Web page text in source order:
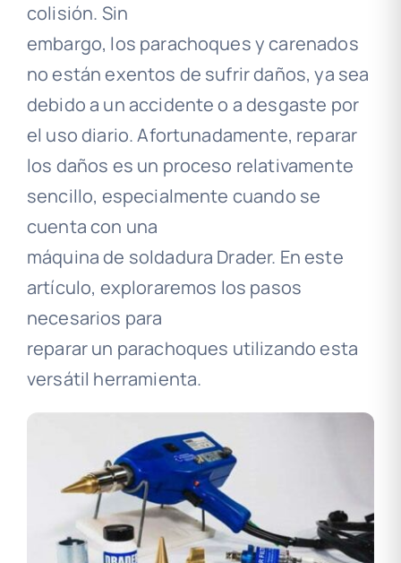
colisión. Sin
embargo, los parachoques y carenados
no están exentos de sufrir daños, ya sea
debido a un accidente o a desgaste por
el uso diario. Afortunadamente, reparar
los daños es un proceso relativamente
sencillo, especialmente cuando se
cuenta con una
máquina de soldadura Drader. En este
artículo, exploraremos los pasos
necesarios para
reparar un parachoques utilizando esta
versátil herramienta.